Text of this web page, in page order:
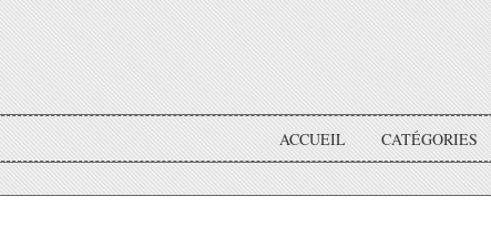
ACCUEIL CATÉGORIES